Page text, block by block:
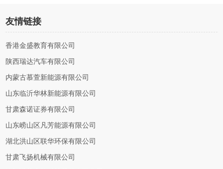
友情链接
香港金盛教育有限公司
陕西瑞达汽车有限公司
内蒙古慕萱新能源有限公司
山东临沂华林新能源有限公司
甘肃森诺证券有限公司
山东崂山区凡芳能源有限公司
湖北洪山区联华环保有限公司
甘肃飞扬机械有限公司